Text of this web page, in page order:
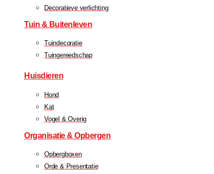
Decoratieve verlichting
Tuin & Buitenleven
Tuindecoratie
Tuingereedschap
Huisdieren
Hond
Kat
Vogel & Overig
Organisatie & Opbergen
Opbergboxen
Orde & Presentatie